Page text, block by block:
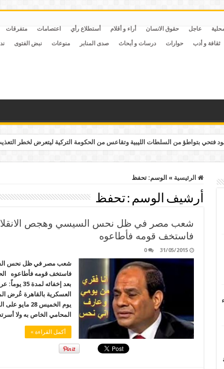
عاجل حقوق الانسان أراء و أقلام أستطلاع رأي اعتصامات متفرقات
ثقافة و أدب حوارات درسات و أبحاث صدى المنابر منوعات نبض الفتوى
فتحي بتواطؤ من السلطات الليبية وتقاعس من الحكومة التركية ليتعرض لخطر
الرئيسية » الوسم:تحفظ
أرشيف الوسم :تحفظ
فاستخف قومه فأطاعوه
31/05/2015
0
فاستخف قومه فأطاعوه
بعد
العسكرية بالقاهرة عُرض
يوم الخميس
المحامي الخاص به ولا
أكمل القراءة »